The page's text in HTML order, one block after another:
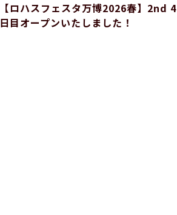
【ロハスフェスタ万博2026春】2nd 4
日目オープンいたしました！